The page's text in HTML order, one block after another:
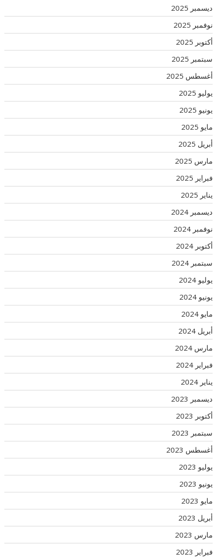
ديسمبر 2025
نوفمبر 2025
أكتوبر 2025
سبتمبر 2025
أغسطس 2025
يوليو 2025
يونيو 2025
مايو 2025
أبريل 2025
مارس 2025
فبراير 2025
يناير 2025
ديسمبر 2024
نوفمبر 2024
أكتوبر 2024
سبتمبر 2024
يوليو 2024
يونيو 2024
مايو 2024
أبريل 2024
مارس 2024
فبراير 2024
يناير 2024
ديسمبر 2023
أكتوبر 2023
سبتمبر 2023
أغسطس 2023
يوليو 2023
يونيو 2023
مايو 2023
أبريل 2023
مارس 2023
فبراير 2023